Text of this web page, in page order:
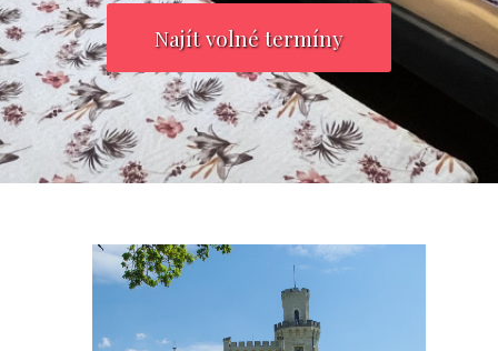
Najít volné termíny